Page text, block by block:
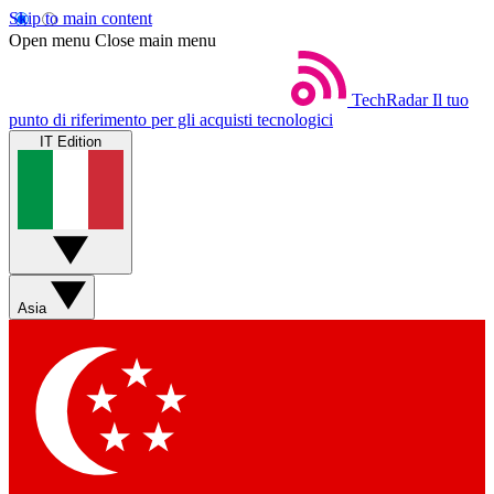
Skip to main content
Open menu Close main menu
TechRadar Il tuo
punto di riferimento per gli acquisti tecnologici
IT Edition
Asia